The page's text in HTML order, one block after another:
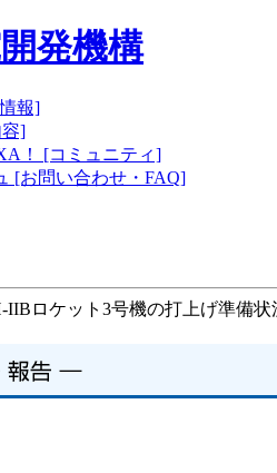
発機構
報]
]
！ [コミュニティ]
[お問い合わせ・FAQ]
IIBロケット3号機の打上げ準備状